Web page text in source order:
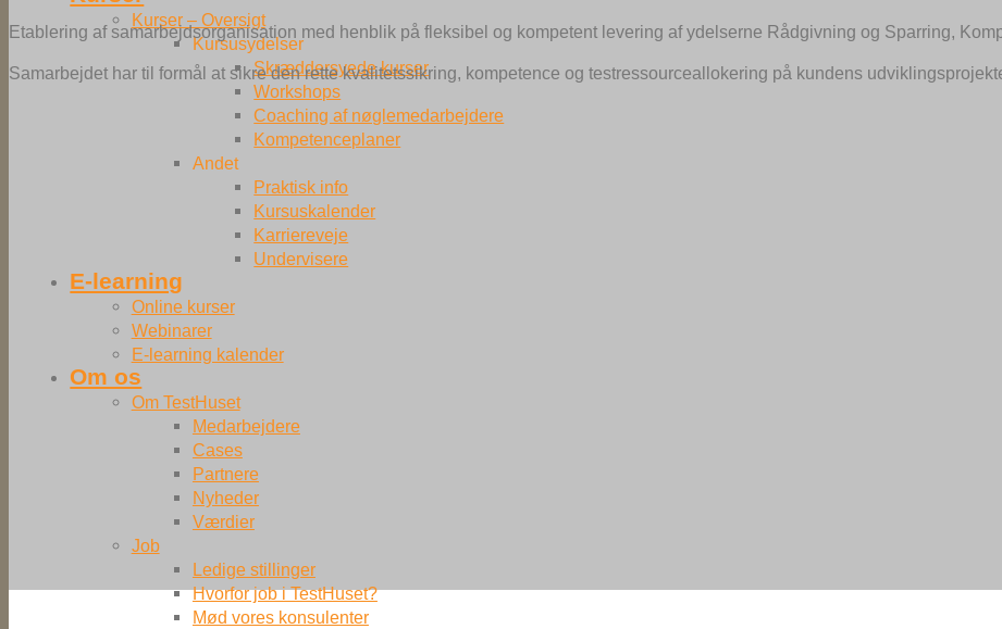
Kurser – Oversigt
Kursusydelser
Skræddersyede kurser
Workshops
Coaching af nøglemedarbejdere
Kompetenceplaner
Andet
Praktisk info
Kursuskalender
Karriereveje
Undervisere
E-learning
Online kurser
Webinarer
E-learning kalender
Om os
Om TestHuset
Medarbejdere
Cases
Partnere
Nyheder
Værdier
Job
Ledige stillinger
Hvorfor job i TestHuset?
Mød vores konsulenter
Etablering af samarbejdsorganisation med henblik på fleksibel og kompetent levering af ydelserne Rådgivning og Sparring,
Samarbejdet har til formål at sikre den rette kvalitetssikring, kompetence og testressourceallokering på kundens